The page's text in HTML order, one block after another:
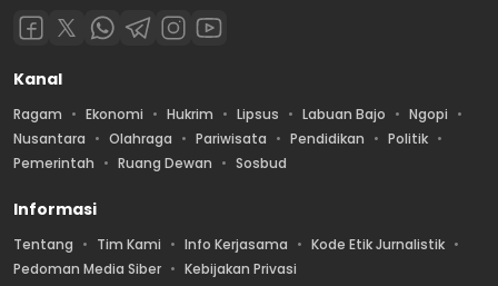
Kanal
Ragam Ekonomi Hukrim Lipsus Labuan Bajo
Ngopi
Nusantara
Olahraga Pariwisata Pendidikan
Politik
Pemerintah
Ruang Dewan Sosbud
Informasi
Tentang Tim Kami Info Kerjasama
Kode Etik Jurnalistik
Pedoman Media Siber
Kebijakan Privasi